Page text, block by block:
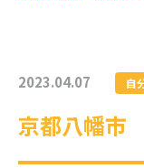
2023.04.07 自
京都八幡市